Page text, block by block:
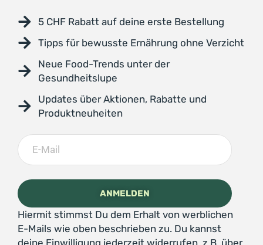
5 CHF Rabatt auf deine erste Bestellung
Tipps für bewusste Ernährung ohne Verzicht
Neue Food-Trends unter der
Gesundheitslupe
Updates über Aktionen, Rabatte und
Produktneuheiten
Hiermit stimmst Du dem Erhalt von werblichen
E-Mails wie oben beschrieben zu. Du kannst